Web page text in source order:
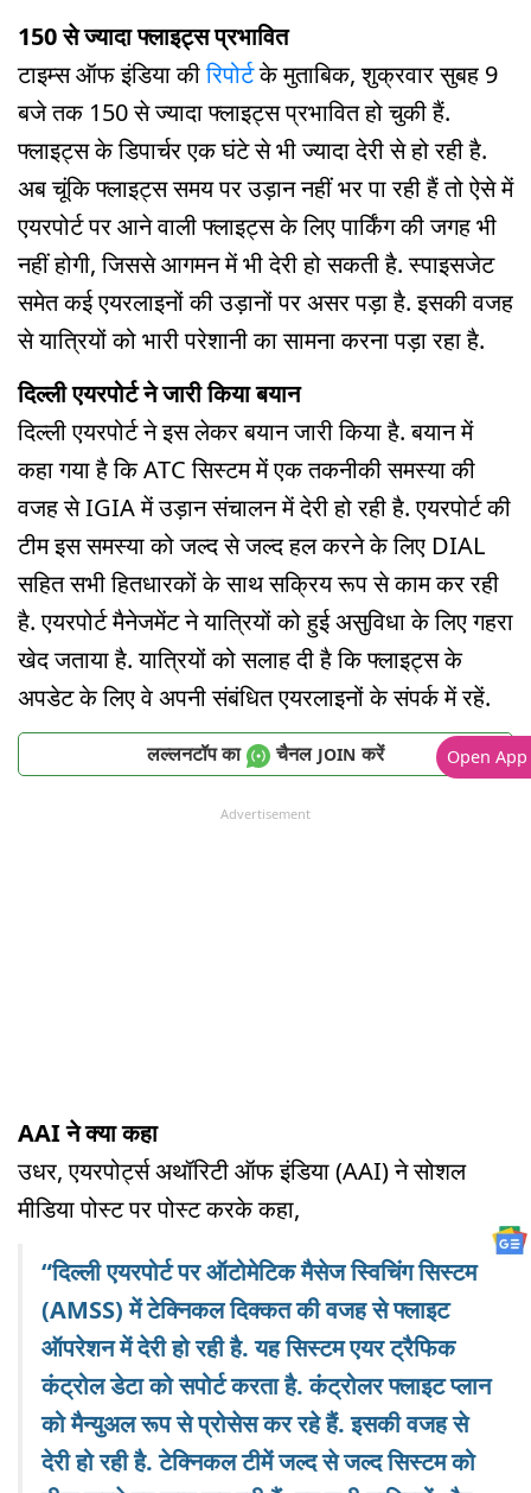
150 से ज्यादा फ्लाइट्स प्रभावित
टाइम्स ऑफ इंडिया कीरिपोर्टके मुताबिक, शुक्रवार सुबह 9
बजे तक 150 से ज्यादा फ्लाइट्स प्रभावित हो चुकी हैं.
फ्लाइट्स के डिपार्चर एक घंटे से भी ज्यादा देरी से हो रही है.
अब चूंकि फ्लाइट्स समय पर उड़ान नहीं भर पा रही हैं तो ऐसे में
एयरपोर्ट पर आने वाली फ्लाइट्स के लिए पार्किंग की जगह भी
नहीं होगी, जिससे आगमन में भी देरी हो सकती है. स्पाइसजेट
समेत कई एयरलाइनों की उड़ानों पर असर पड़ा है. इसकी वजह
से यात्रियों को भारी परेशानी का सामना करना पड़ा रहा है.
दिल्ली एयरपोर्ट ने जारी किया बयान
दिल्ली एयरपोर्ट ने इस लेकर बयान जारी किया है. बयान में
कहा गया है कि ATC सिस्टम में एक तकनीकी समस्या की
वजह से IGIA में उड़ान संचालन में देरी हो रही है. एयरपोर्ट की
टीम इस समस्या को जल्द से जल्द हल करने के लिए DIAL
सहित सभी हितधारकों के साथ सक्रिय रूप से काम कर रही
है. एयरपोर्ट मैनेजमेंट ने यात्रियों को हुई असुविधा के लिए गहरा
खेद जताया है. यात्रियों को सलाह दी है कि फ्लाइट्स के
अपडेट के लिए वे अपनी संबंधित एयरलाइनों के संपर्क में रहें.
लल्लनटॉप का चैनल JOIN करें
Advertisement
AAI ने क्या कहा
उधर, एयरपोर्ट्स अथॉरिटी ऑफ इंडिया (AAI) ने सोशल
मीडिया पोस्ट पर पोस्ट करके कहा,
“दिल्ली एयरपोर्ट पर ऑटोमेटिक मैसेज स्विचिंग सिस्टम
(AMSS) में टेक्निकल दिक्कत की वजह से फ्लाइट
ऑपरेशन में देरी हो रही है. यह सिस्टम एयर ट्रैफिक
कंट्रोल डेटा को सपोर्ट करता है. कंट्रोलर फ्लाइट प्लान
को मैन्युअल रूप से प्रोसेस कर रहे हैं. इसकी वजह से
देरी हो रही है. टेक्निकल टीमें जल्द से जल्द सिस्टम को
Open App